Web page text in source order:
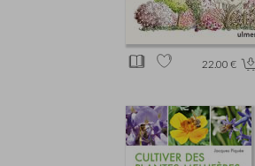
22.00 €